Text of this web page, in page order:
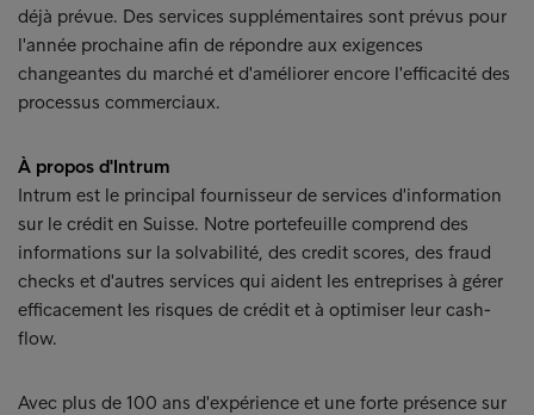
déjà prévue. Des services supplémentaires sont prévus pour
l'année prochaine afin de répondre aux exigences
changeantes du marché et d'améliorer encore l'efficacité des
processus commerciaux.
À propos d'Intrum
Intrum est le principal fournisseur de services d'information
sur le crédit en Suisse. Notre portefeuille comprend des
informations sur la solvabilité, des credit scores, des fraud
checks et d'autres services qui aident les entreprises à gérer
efficacement les risques de crédit et à optimiser leur cash-
flow.
Avec plus de 100 ans d'expérience et une forte présence sur